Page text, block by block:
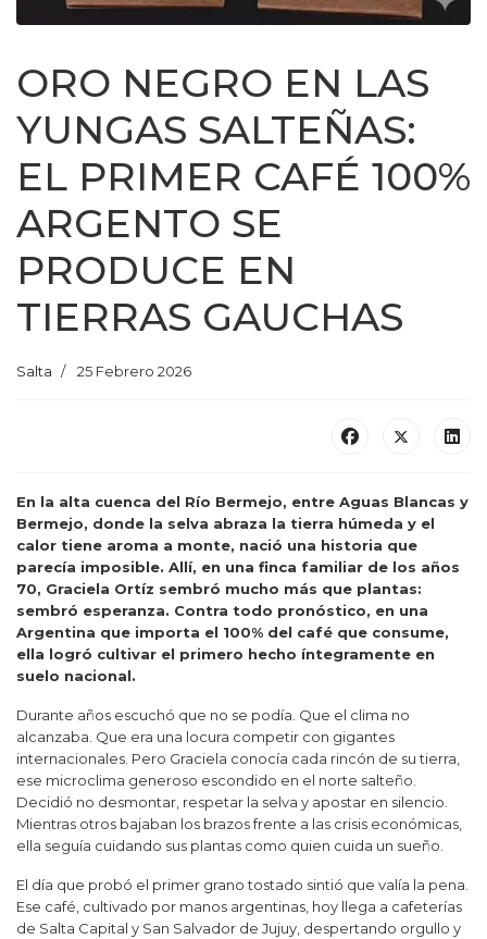
ORO NEGRO EN LAS
YUNGAS SALTEÑAS:
EL PRIMER CAFÉ 100%
ARGENTO SE
PRODUCE EN
TIERRAS GAUCHAS
Salta 25 Febrero 2026
En la alta cuenca del Río Bermejo, entre Aguas Blancas y
Bermejo, donde la selva abraza la tierra húmeda y el
calor tiene aroma a monte, nació una historia que
parecía imposible. Allí, en una finca familiar de los años
70, Graciela Ortíz sembró mucho más que plantas:
sembró esperanza. Contra todo pronóstico, en una
Argentina que importa el 100% del café que consume,
ella logró cultivar el primero hecho íntegramente en
suelo nacional.
Durante años escuchó que no se podía. Que el clima no
alcanzaba. Que era una locura competir con gigantes
internacionales. Pero Graciela conocía cada rincón de su tierra,
ese microclima generoso escondido en el norte salteño.
Decidió no desmontar, respetar la selva y apostar en silencio.
Mientras otros bajaban los brazos frente a las crisis económicas,
ella seguía cuidando sus plantas como quien cuida un sueño.
El día que probó el primer grano tostado sintió que valía la pena.
Ese café, cultivado por manos argentinas, hoy llega a cafeterías
de Salta Capital y San Salvador de Jujuy, despertando orgullo y